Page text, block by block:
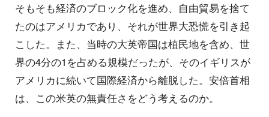
そもそも経済のブロック化を進め、自由貿易を捨て
たのはアメリカであり、それが世界大恐慌を引き起
こした。また、当時の大英帝国は植民地を含め、世
界の4分の1を占める規模だったが、そのイギリスが
アメリカに続いて国際経済から離脱した。安倍首相
は、この米英の無責任さをどう考えるのか。